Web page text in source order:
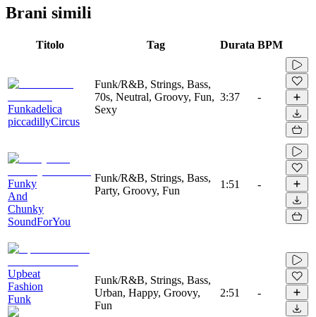
Brani simili
Titolo Tag Durata BPM
Funkadelica
piccadillyCircus
Funk/R&B, Strings, Bass,
70s, Neutral, Groovy, Fun,
Sexy
3:37 -
Funky
And
Chunky
SoundForYou
Funk/R&B, Strings, Bass,
Party, Groovy, Fun
1:51 -
Upbeat
Fashion
Funk
Funk/R&B, Strings, Bass,
Urban, Happy, Groovy,
Fun
2:51 -